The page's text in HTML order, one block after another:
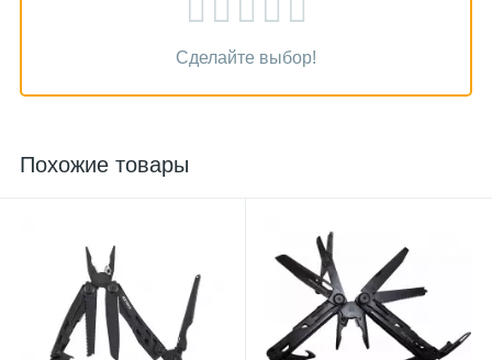
Сделайте выбор!
Похожие товары